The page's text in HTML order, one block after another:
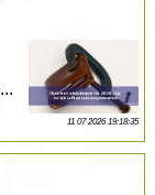
11 07 2026 19:18:35